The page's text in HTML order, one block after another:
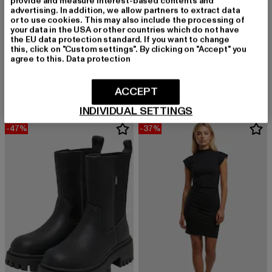
URBAN CLASSICS
Ladies High Waist Cargo
Derzeitiger Preis: 32,99 EURAktionspreis: 49,99 EUR
URBAN CLASSICS
13,10 EUR
Derzeitiger Preis: 13,10 EUR
22,99 EUR
-47% -37%
advertising. In addition, we allow partners to extract data
or to use cookies. This may also include the processing of
your data in the USA or other countries which do not have
the EU data protection standard. If you want to change
this, click on "Custom settings". By clicking on "Accept" you
agree to this. Data protection
INDIVIDUAL SETTINGS
ACCEPT